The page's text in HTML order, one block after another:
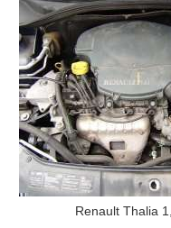
Renault Thalia